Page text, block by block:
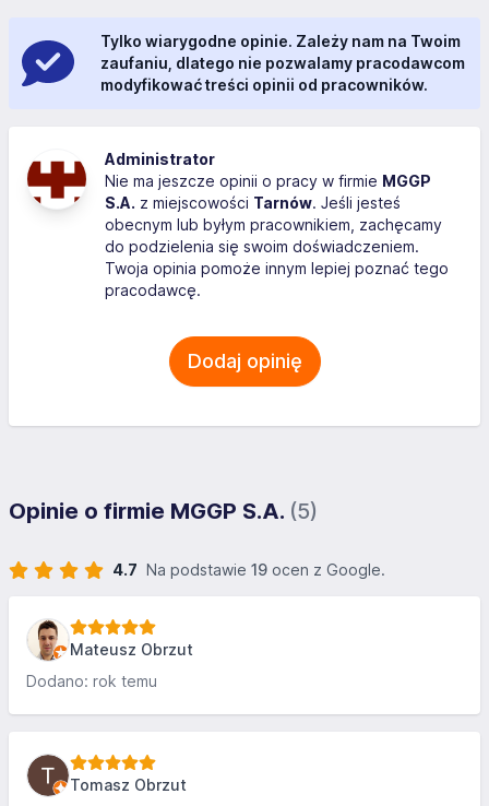
Tylko wiarygodne opinie. Zależy nam na Twoim
zaufaniu, dlatego nie pozwalamy pracodawcom
modyfikować treści opinii od pracowników.
Administrator
Nie ma jeszcze opinii o pracy w firmie MGGP
S.A. z miejscowości Tarnów. Jeśli jesteś
obecnym lub byłym pracownikiem, zachęcamy
do podzielenia się swoim doświadczeniem.
Twoja opinia pomoże innym lepiej poznać tego
pracodawcę.
Dodaj opinię
Opinie o firmie MGGP S.A. (5)
4.7 Na podstawie 19 ocen z Google.
Mateusz Obrzut
Dodano: rok temu
Tomasz Obrzut